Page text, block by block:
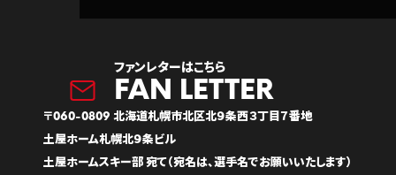
ファンレターはこちら
〒060-0809 北海道札幌市北区北９条西３丁目７番地
土屋ホーム札幌北９条ビル
土屋ホームスキー部 宛て（宛名は、選手名でお願いいたします）